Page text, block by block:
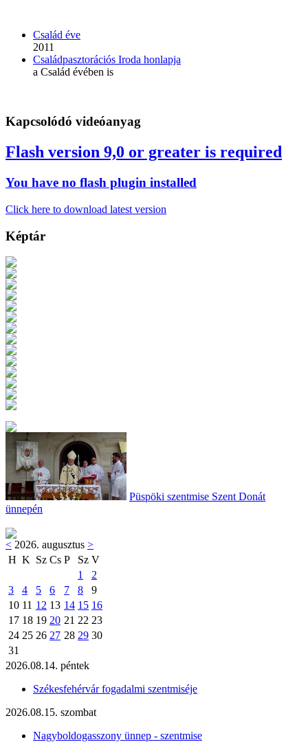
Család éve
2011
Családpasztorációs Iroda honlapja
a Család évében is
Kapcsolódó videóanyag
Flash version 9,0 or greater is required
You have no flash plugin installed
Click here to download latest version
Képtár
Püspöki szentmise Szent Donát
ünnepén
< 2026. augusztus >
H K Sz Cs P Sz V
1
2
3
4 5 6 7 8
9
10 11 12 13 14 15 16
17 18 19 20 21 22 23
24 25 26 27 28 29 30
31
2026.08.14. péntek
Székesfehérvár fogadalmi szentmiséje
2026.08.15. szombat
Nagyboldogasszony ünnep - szentmise